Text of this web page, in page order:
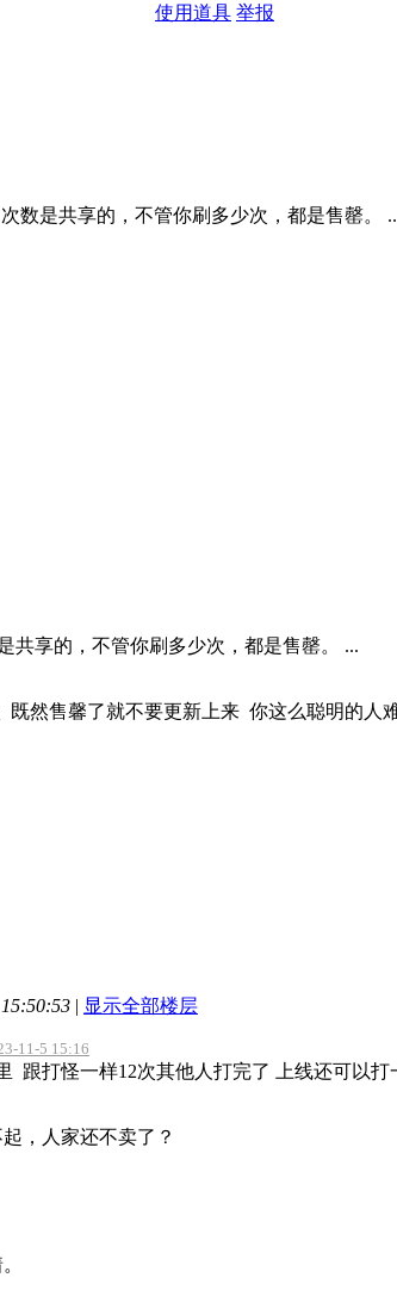
使用道具 举报
数是共享的，不管你刷多少次，都是售罄。
共享的，不管你刷多少次，都是售罄。 ...
然售馨了就不要更新上来 你这么聪明的人
| 显示全部楼层
11-5 15:16
跟打怪一样12次其他人打完了 上线还可以
，人家还不卖了？